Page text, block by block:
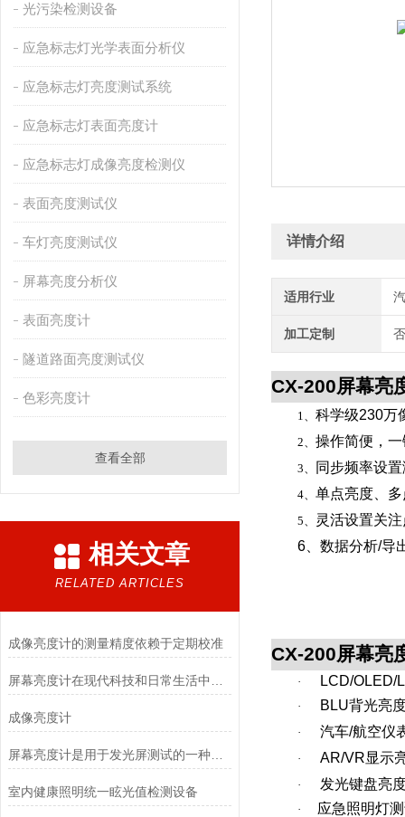
光污染检测设备
应急标志灯光学表面分析仪
应急标志灯亮度测试系统
应急标志灯表面亮度计
应急标志灯成像亮度检测仪
表面亮度测试仪
车灯亮度测试仪
屏幕亮度分析仪
表面亮度计
隧道路面亮度测试仪
色彩亮度计
查看全部
相关文章
RELATED ARTICLES
成像亮度计的测量精度依赖于定期校准
成像亮度计
室内健康照明统一眩光值检测设备
详情介绍
适用行业
加工定制
CX-200屏幕亮
1、 科学级230万
2、 操作简便，
3、 同步频率设
4、 单点亮度、
5、
灵活设置关
6、数据分析/导
CX-200屏幕亮
· LCD/OLED/
· BLU背光亮
· 汽车/航空仪
· AR/VR显示
· 发光键盘亮
· 应急照明灯